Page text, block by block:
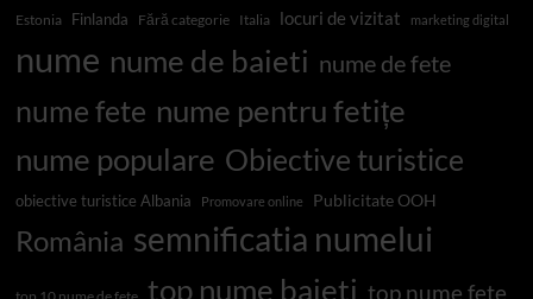
Estonia Finlanda Fără categorie Italia locuri de vizitat marketing digital
nume nume de baieti nume de fete
nume fete nume pentru fetițe
nume populare Obiective turistice
obiective turistice Albania Promovare online Publicitate OOH
România semnificatia numelui
top nume baieti top nume fete